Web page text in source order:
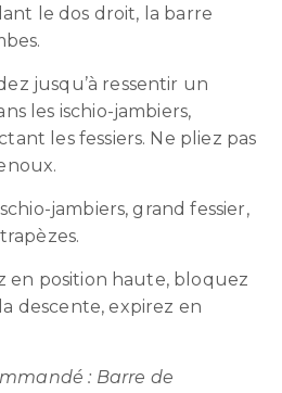
le dos droit, la barre
jusqu’à ressentir un
les ischio-jambiers,
les fessiers. Ne pliez pas
jambiers, grand fessier,
en position haute, bloquez
descente, expirez en
: Barre de